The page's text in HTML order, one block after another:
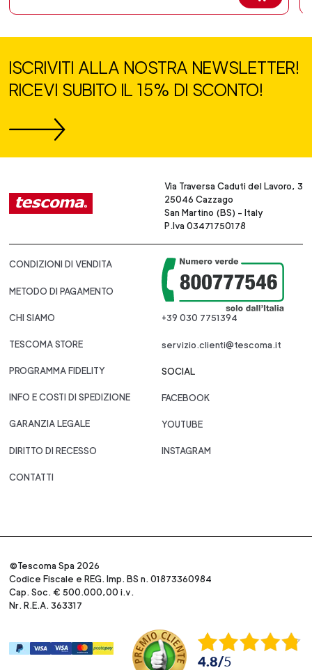
ISCRIVITI ALLA NOSTRA NEWSLETTER!
RICEVI SUBITO IL 15% DI SCONTO!
Via Traversa Caduti del Lavoro, 3
25046 Cazzago
San Martino (BS) - Italy
P.Iva 03471750178
CONDIZIONI DI VENDITA
METODO DI PAGAMENTO
CHI SIAMO
TESCOMA STORE
PROGRAMMA FIDELITY
INFO E COSTI DI SPEDIZIONE
GARANZIA LEGALE
DIRITTO DI RECESSO
CONTATTI
+39 030 7751394
servizio.clienti@tescoma.it
SOCIAL
FACEBOOK
YOUTUBE
INSTAGRAM
©Tescoma Spa 2026
Codice Fiscale e REG. Imp. BS n. 01873360984
Cap. Soc. € 500.000,00 i.v.
Nr. R.E.A. 363317
4.8/5